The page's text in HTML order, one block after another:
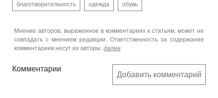
благотворительность одежда обувь
Мнение авторов, выраженное в комментариях к статьям, может не
совпадать с мнением редакции. Ответственность за содержание
комментариев несут их авторы. далее
Комментарии
Добавить комментарий